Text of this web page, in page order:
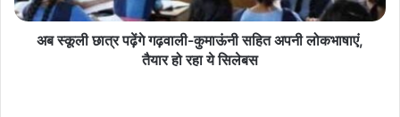
लोकभाषाएं,
अब स्कूली छात्र पढ़ेंगे गढ़वाली-कुमाऊंनी सहित अपनी लोकभाषाएं,
तैयार हो रहा ये सिलेबस